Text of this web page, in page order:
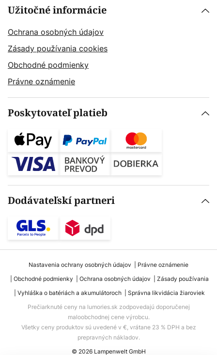
Užitočné informácie
Ochrana osobných údajov
Zásady používania cookies
Obchodné podmienky
Právne oznámenie
Poskytovateľ platieb
Dodávateľskí partneri
Nastavenia ochrany osobných údajov
Právne oznámenie
Obchodné podmienky
Ochrana osobných údajov
Zásady používania
Vyhláška o batériách a akumulátoroch
Správna likvidácia žiaroviek
Prečiarknuté ceny na lumories.sk zodpovedajú doporučenej
maloobchodnej cene výrobcu.
Všetky ceny produktov sú uvedené v €, vrátane 23 % DPH a bez
prepravných nákladov.
© 2026 Lampenwelt GmbH